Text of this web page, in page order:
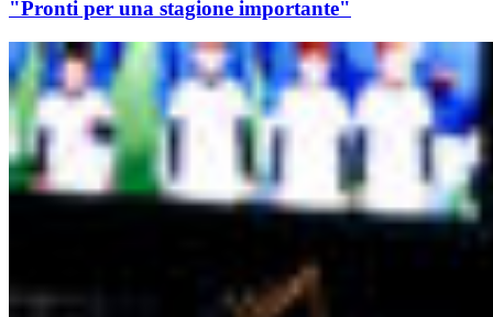
"Pronti per una stagione importante"